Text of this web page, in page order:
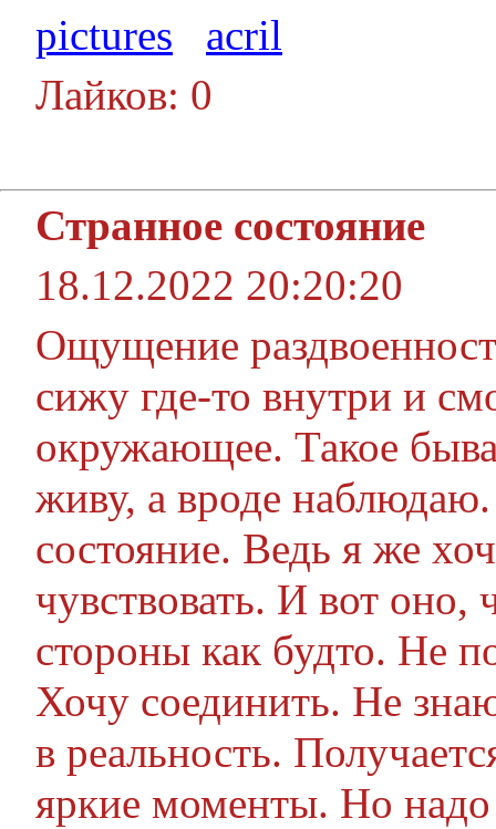
pictures
acril
Лайков: 0
Странное состояние
18.12.2022 20:20:20
Ощущение
сижу где-то внутри и
окружающее. Такое
живу, а вроде
состояние. Ведь я же
чувствовать. И вот оно,
стороны как будто. Не
Хочу соединить. Не
в реальность.
яркие моменты. Но надо